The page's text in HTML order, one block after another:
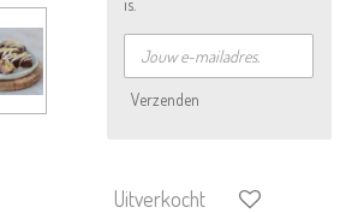
is.
Verzenden
Uitverkocht